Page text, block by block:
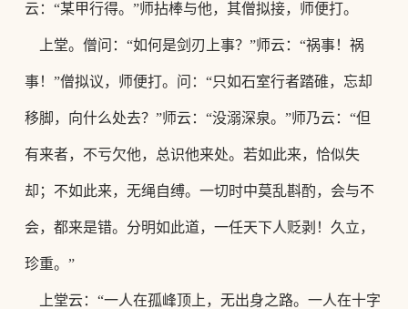
云：“某甲行得。”师拈棒与他，其僧拟接，师便打。
上堂。僧问： “如何是剑刃上事？”师云：“祸事！祸
事！”僧拟议，师便打。问：“只如石室行者踏碓，忘却
移脚，向什么处去？”师云：“没溺深泉。”师乃云：“但
有来者，不亏欠他，总识他来处。若如此来，恰似失
却；不如此来，无绳自缚。一切时中莫乱斟酌，会与不
会，都来是错。分明如此道，一任天下人贬剥！久立，
珍重。 ”
上堂云： “一人在孤峰顶上，无出身之路。一人在十字